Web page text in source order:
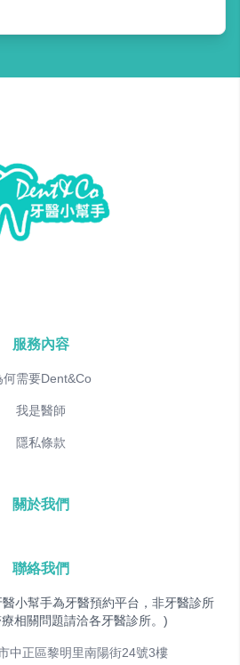
服務內容
何需要Dent&Co
我是醫師
隱私條款
關於我們
聯絡我們
醫小幫手為牙醫預約平台，非牙醫診所
相關問題請洽各牙醫診所。)
中正區黎明里南陽街24號3樓